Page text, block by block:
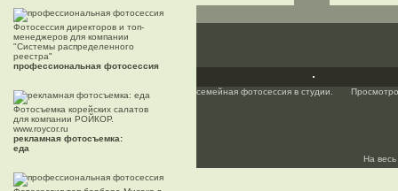
Фотосессия директоров и топ-
менеджеров для компании
"Системы распределенного
реестра"
профессиональная фотосессия
Фотосъемка корейских салатов
для компании РОЙКОР.
www.roycor.ru
рекламная фотосъемка:
еда
семейная фотосессия в студии.
На